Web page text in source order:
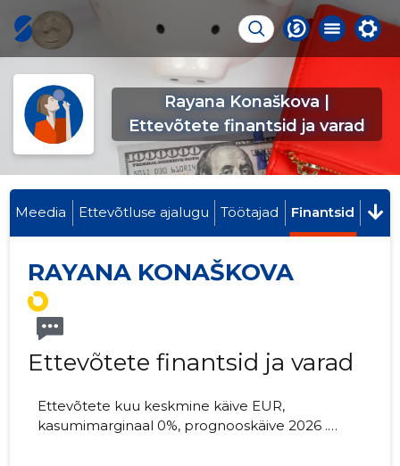
Rayana Konaškova |
Ettevõtete finantsid ja varad
Meedia Ettevõtluse ajalugu Töötajad Finantsid
RAYANA KONAŠKOVA
Ettevõtete finantsid ja varad
Ettevõtete kuu keskmine käive EUR,
kasumimarginaal 0%, prognooskäive 2026 .